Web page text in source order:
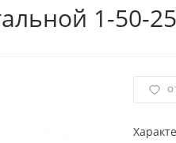
1-50-